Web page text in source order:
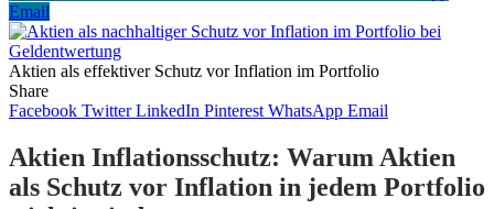
Email
Aktien als effektiver Schutz vor Inflation im Portfolio
Share
Facebook Twitter LinkedIn Pinterest WhatsApp Email
Aktien Inflationsschutz: Warum Aktien
als Schutz vor Inflation in jedem Portfolio